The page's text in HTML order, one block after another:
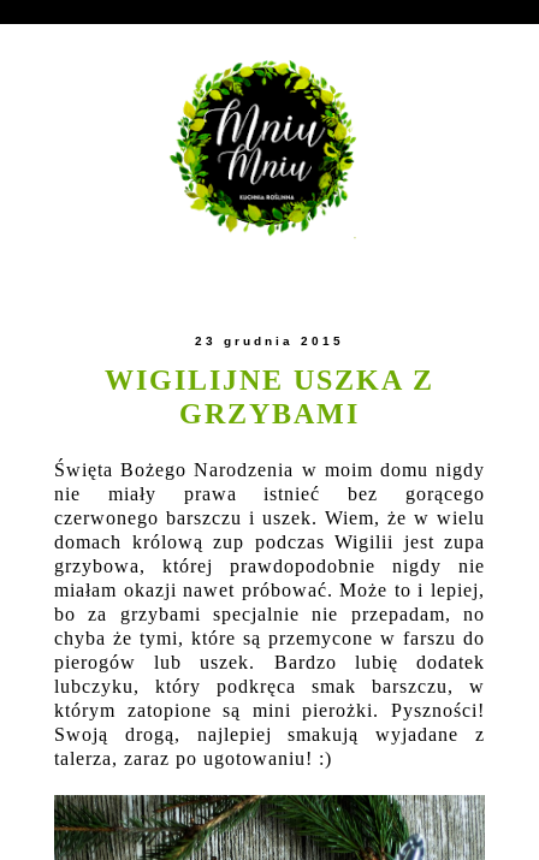
23 grudnia 2015
WIGILIJNE USZKA Z
GRZYBAMI
Święta Bożego Narodzenia w moim domu nigdy
nie miały prawa istnieć bez gorącego
czerwonego barszczu i uszek. Wiem, że w wielu
domach królową zup podczas Wigilii jest zupa
grzybowa, której prawdopodobnie nigdy nie
miałam okazji nawet próbować. Może to i lepiej,
bo za grzybami specjalnie nie przepadam, no
chyba że tymi, które są przemycone w farszu do
pierogów lub uszek. Bardzo lubię dodatek
lubczyku, który podkręca smak barszczu, w
którym zatopione są mini pierożki. Pyszności!
Swoją drogą, najlepiej smakują wyjadane z
talerza, zaraz po ugotowaniu! :)